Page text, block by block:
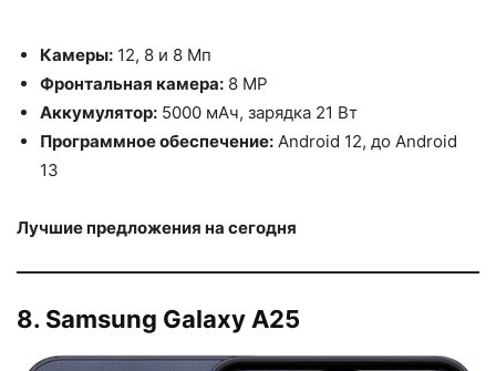
Камеры: 12, 8 и 8 Мп
Фронтальная камера: 8 MP
Аккумулятор: 5000 мАч, зарядка 21 Вт
Программное обеспечение: Android 12, до Android
13
Лучшие предложения на сегодня
8. Samsung Galaxy A25